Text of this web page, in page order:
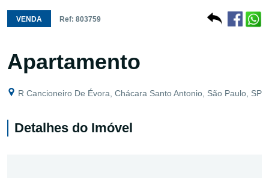
VENDA Ref: 803759
Apartamento
R Cancioneiro De Évora, Chácara Santo Antonio, São Paulo, SP
Detalhes do Imóvel